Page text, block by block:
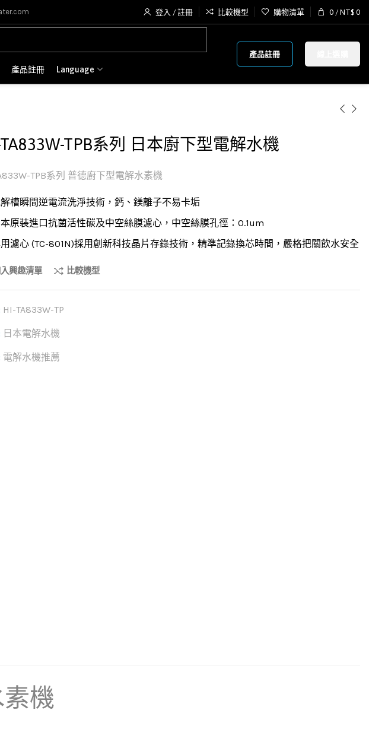
登入 / 註冊 比較機型 購物清單 0 / NT$ 0
產品註冊 Language
產品註冊
TPB系列 日本廚下型電解水機
TPB系列 普德廚下型電解水素機
槽瞬間逆電流洗淨技術，鈣、鎂離子不易卡垢
本原裝進口抗菌活性碳及中空絲膜濾心，中空絲膜孔徑：0.1um
濾心 (TC-801N)採用創新科技晶片存錄技術，精準記錄換芯時間，嚴格把關飲水安全
興趣清單 比較機型
HI-TA833W-TP
日本電解水機
電解水機推薦
素機